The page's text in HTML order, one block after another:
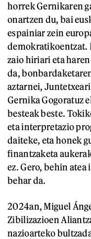
horrek Gernikaren
onartzen du, bai
espainiar zein
demokratikoentzat.
zaio hiriari eta
da,
aztarnei,
Gernika Gogoratuz
besteak beste.
eta interpretazio
daiteke, eta honek
finantzaketa
ez. Gero, behin atea
behar da.
2024an, Miguel
Zibilizazioen
nazioarteko